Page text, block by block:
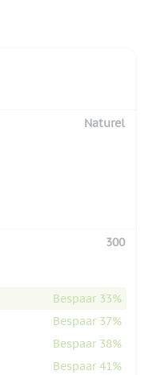
Naturel
300
Bespaar 33%
Bespaar 37%
Bespaar 38%
Bespaar 41%